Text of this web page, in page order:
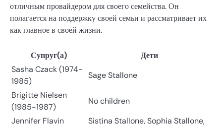
отличным провайдером для своего семейства. Он
полагается на поддержку своей семьи и рассматривает их
как главное в своей жизни.
Супруг(а)
Дети
Sasha Czack (1974-
1985)
Sage Stallone
Brigitte Nielsen
(1985-1987)
No children
Jennifer Flavin
Sistina Stallone, Sophia Stallone,